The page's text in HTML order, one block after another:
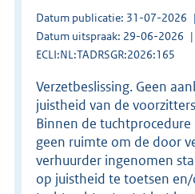
Datum publicatie: 31-07-2026
Datum uitspraak: 29-06-2026
ECLI:NL:TADRSGR:2026:165
Verzetbeslissing. Geen
juistheid van de
Binnen de
geen ruimte om de door
verhuurder ingenomen
op juistheid te toetsen